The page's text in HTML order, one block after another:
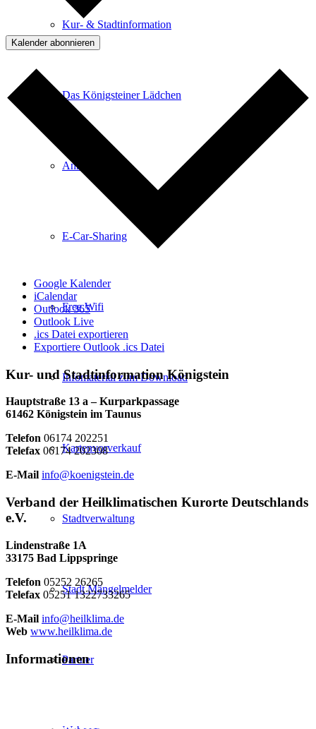
Kur- & Stadtinformation
Das Königsteiner Lädchen
Anreise
E-Car-Sharing
Free Wifi
Infomaterial zum Download
Kartenvorverkauf
Stadtverwaltung
Stadt Mängelmelder
Partner
Kalender abonnieren
Google Kalender
iCalendar
Outlook 365
Outlook Live
.ics Datei exportieren
Exportiere Outlook .ics Datei
Kur- und Stadtinformation Königstein
Hauptstraße 13 a – Kurparkpassage
61462 Königstein im Taunus
Telefon 06174 202251
Telefax 06174 202308
E-Mail info@koenigstein.de
Verband der Heilklimatischen Kurorte Deutschlands
e.V.
Lindenstraße 1A
33175 Bad Lippspringe
Telefon 05252 26265
Telefax 05251 1322733265
E-Mail info@heilklima.de
Web www.heilklima.de
Informationen